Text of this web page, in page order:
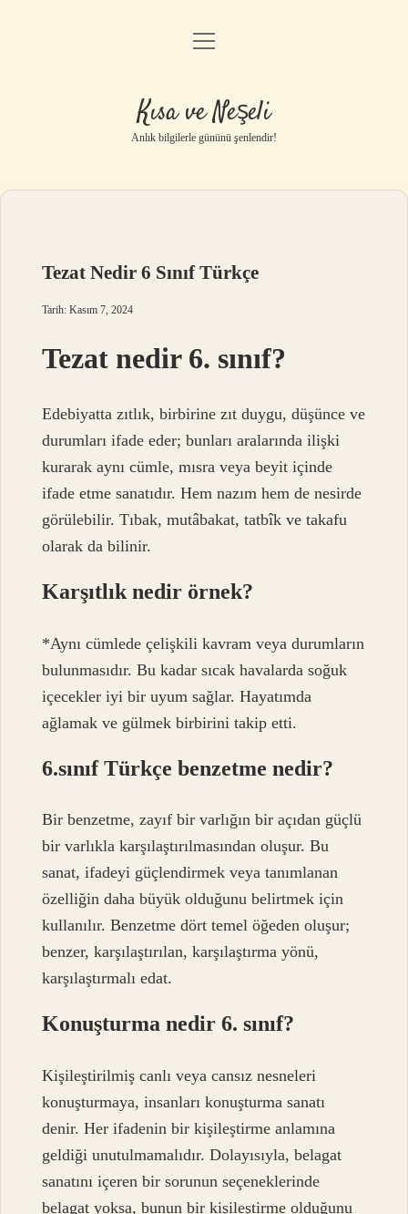
Anasayfa
Yasal Uyarı
menüyü
Kısa ve Neşeli
Anlık bilgilerle gününü şenlendir!
Tezat Nedir 6 Sınıf Türkçe
Tarih: Kasım 7, 2024
Tezat nedir 6. sınıf?
Edebiyatta zıtlık, birbirine zıt duygu, düşünce ve
durumları ifade eder; bunları aralarında ilişki
kurarak aynı cümle, mısra veya beyit içinde
ifade etme sanatıdır. Hem nazım hem de nesirde
görülebilir. Tıbak, mutâbakat, tatbîk ve takafu
olarak da bilinir.
Karşıtlık nedir örnek?
*Aynı cümlede çelişkili kavram veya durumların
bulunmasıdır. Bu kadar sıcak havalarda soğuk
içecekler iyi bir uyum sağlar. Hayatımda
ağlamak ve gülmek birbirini takip etti.
6.sınıf Türkçe benzetme nedir?
Bir benzetme, zayıf bir varlığın bir açıdan güçlü
bir varlıkla karşılaştırılmasından oluşur. Bu
sanat, ifadeyi güçlendirmek veya tanımlanan
özelliğin daha büyük olduğunu belirtmek için
kullanılır. Benzetme dört temel öğeden oluşur;
benzer, karşılaştırılan, karşılaştırma yönü,
karşılaştırmalı edat.
Konuşturma nedir 6. sınıf?
Kişileştirilmiş canlı veya cansız nesneleri
konuşturmaya, insanları konuşturma sanatı
denir. Her ifadenin bir kişileştirme anlamına
geldiği unutulmamalıdır. Dolayısıyla, belagat
sanatını içeren bir sorunun seçeneklerinde
belagat yoksa, bunun bir kişileştirme olduğunu